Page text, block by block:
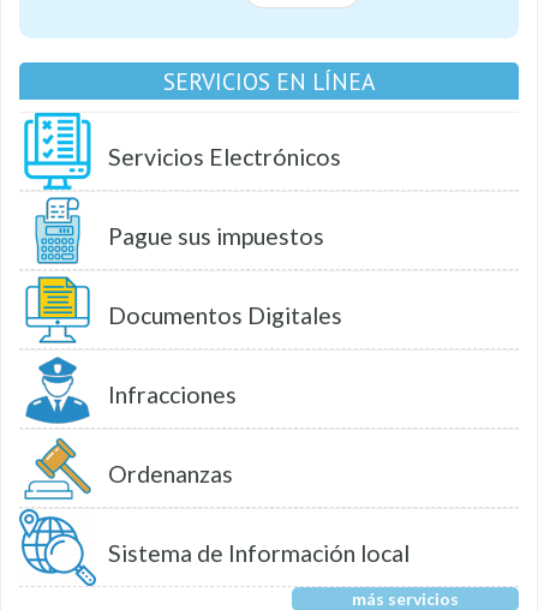
SERVICIOS EN LÍNEA
Servicios Electrónicos
Pague sus impuestos
Documentos Digitales
Infracciones
Ordenanzas
Sistema de Información local
más servicios